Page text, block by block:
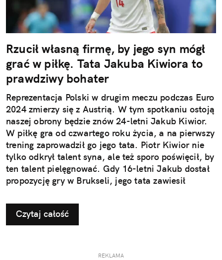
Rzucił własną firmę, by jego syn mógł
grać w piłkę. Tata Jakuba Kiwiora to
prawdziwy bohater
Reprezentacja Polski w drugim meczu podczas Euro
2024 zmierzy się z Austrią. W tym spotkaniu ostoją
naszej obrony będzie znów 24-letni Jakub Kiwior.
W piłkę gra od czwartego roku życia, a na pierwszy
trening zaprowadził go jego tata. Piotr Kiwior nie
tylko odkrył talent syna, ale też sporo poświęcił, by
ten talent pielęgnować. Gdy 16-letni Jakub dostał
propozycję gry w Brukseli, jego tata zawiesił
nie czuł się tam samotny. A na miejscu przez ponad
dwa lata mu gotował, prał i woził go na treningi.
Gdy będziecie oklaskiwać Jakuba Kiwiora,
Czytaj całość
REKLAMA